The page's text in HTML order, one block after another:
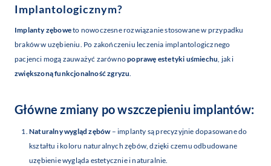
Implantologicznym?
Implanty zęboweto nowoczesne rozwiązanie stosowane w przypadku
braków w uzębieniu. Po zakończeniu leczenia implantologicznego
pacjenci mogą zauważyć zarównopoprawę estetyki uśmiechu, jak i
zwiększoną funkcjonalność zgryzu.
Główne zmiany po wszczepieniu implantów:
Naturalny wygląd zębów– implanty są precyzyjnie dopasowane do
kształtu i koloru naturalnych zębów, dzięki czemu odbudowane
uzębienie wygląda estetycznie i naturalnie.